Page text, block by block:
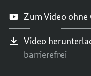
Zum Video ohne
Video
barrierefrei